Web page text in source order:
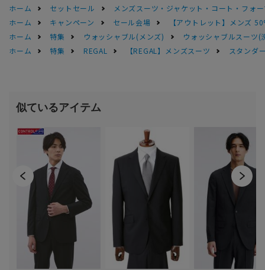
ホーム
セットセール
メンズスーツ・ジャケット・コート・フォ
ホーム
キャンペーン セール会場
【アウトレット】メンズ
ホーム
特集 ウォッシャブル(メンズ)
ウォッシャブルスーツ(
ホーム
特集 REGAL 【REGAL】メンズスーツ スタンダ